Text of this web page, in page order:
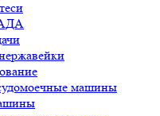
машины